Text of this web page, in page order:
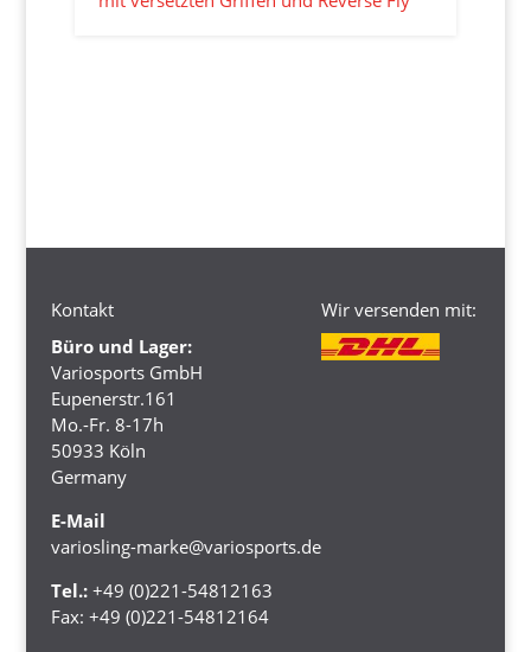
Kontakt
Büro und Lager:
Variosports GmbH
Eupenerstr.161
Mo.-Fr. 8-17h
50933 Köln
Germany
E-Mail
variosling-marke@variosports.de
Tel.: +49 (0)221-54812163
Fax: +49 (0)221-54812164
Wir versenden mit: